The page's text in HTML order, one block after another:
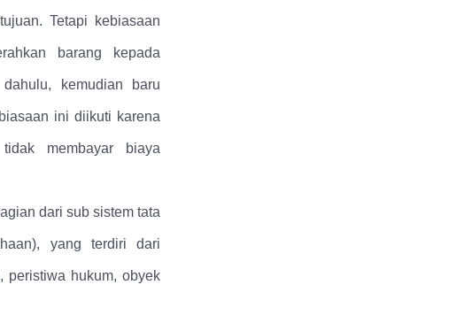
Tetapi kebiasaan
barang kepada
kemudian baru
ini diikuti karena
membayar biaya
dari sub sistem tata
yang terdiri dari
peristiwa hukum, obyek